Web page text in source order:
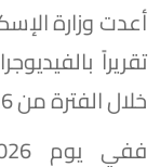
أعدت وزارة
تقريراً
خلال الفترة من 1/6/2026 إلى 4/6/2026.